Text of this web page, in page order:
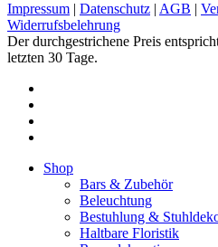
Impressum | Datenschutz | AGB |
Widerrufsbelehrung
Der durchgestrichene Preis
letzten 30 Tage.
Close
Shop
Bars & Zubehör
Beleuchtung
Bestuhlung &
Haltbare Floristik